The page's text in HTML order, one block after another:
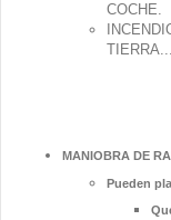
COCHE.
MANIOBRA DE
Pueden